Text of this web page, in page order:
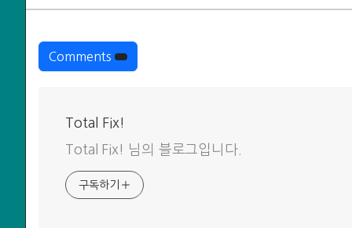
Comments
Total Fix!
Total Fix! 님의 블로그입니다.
구독하기